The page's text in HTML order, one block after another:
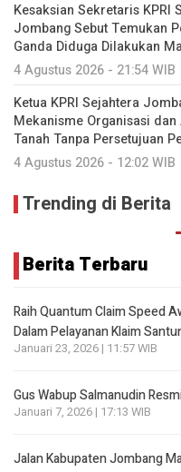
Kesaksian Sekretaris KPRI
Jombang Sebut Temukan
Ganda Diduga Dilakukan
4 Agustus 2026 - 21:54 WIB
Ketua KPRI Sejahtera
Mekanisme Organisasi
Tanah Tanpa Persetujuan
4 Agustus 2026 - 12:02 WIB
Trending di Berita
Berita Terbaru
Raih Quantum Claim Speed
Dalam Pelayanan Klaim
Januari 23, 2026 | 11:57 WIB
Gus Wabup Salmanudin
Januari 7, 2026 | 17:13 WIB
Jalan Kabupaten Jombang